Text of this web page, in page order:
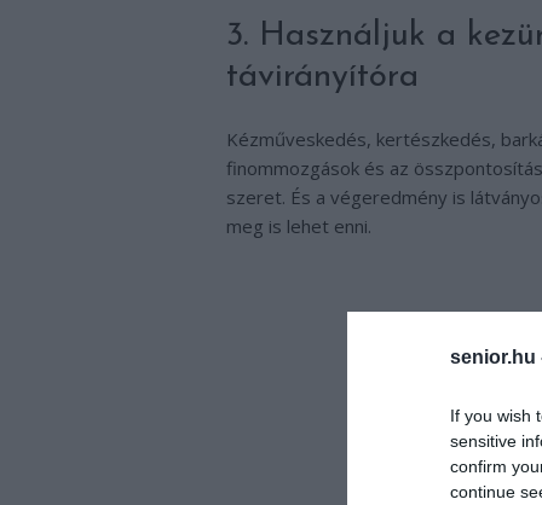
senior.hu
If you wish
sensitive
confirm
continue
3. Használjuk a
távirányítóra
Kézműveskedés, kertészkedés,
finommozgások és az
szeret. És a végeredmény is
meg is lehet enni.